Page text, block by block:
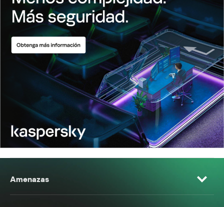
Amenazas